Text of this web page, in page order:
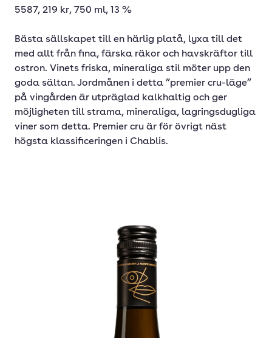
5587, 219 kr, 750 ml, 13 %
Bästa sällskapet till en härlig platå, lyxa till det
med allt från fina, färska räkor och havskräftor till
ostron. Vinets friska, mineraliga stil möter upp den
goda sältan. Jordmånen i detta ”premier cru-läge”
på vingården är utpräglad kalkhaltig och ger
möjligheten till strama, mineraliga, lagringsdugliga
viner som detta. Premier cru är för övrigt näst
högsta klassificeringen i Chablis.